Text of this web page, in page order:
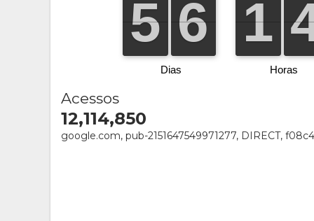
Acessos
12,114,850
google.com, pub-2151647549971277, DIRECT,